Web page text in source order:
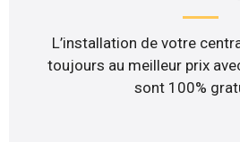
L’installation de votre
toujours au meilleur prix
sont 100%